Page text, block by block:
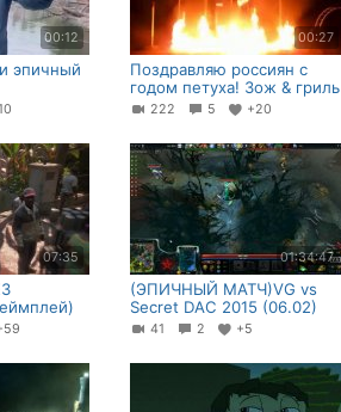
00:12
эпичный
00:27
Поздравляю россиян с
годом петуха! Зож & гриль
222 5 +20
07:35 01:34:47
(ЭПИЧНЫЙ МАТЧ)VG vs
Secret DAC 2015 (06.02)
41 2 +5